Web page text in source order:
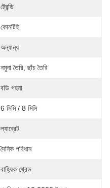
ট্রেন্ডি
কোনটিই
অন্যান্য
নমুনা তৈরি, ছাঁচ তৈরি
বডি গহনা
6 মিমি / 8 মিমি
ল্যাব্রেট
দৈনিক পরিধান
বাহ্যিক থ্রেড